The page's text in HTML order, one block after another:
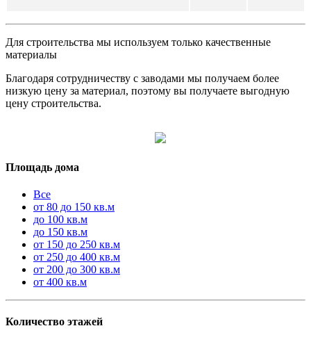
Для строительства мы используем только качественные
материалы
Благодаря сотрудничеству с заводами мы получаем более
низкую цену за материал, поэтому вы получаете выгодную
цену строительства.
Площадь дома
Все
от 80 до 150 кв.м
до 100 кв.м
до 150 кв.м
от 150 до 250 кв.м
от 250 до 400 кв.м
от 200 до 300 кв.м
от 400 кв.м
Количество этажей